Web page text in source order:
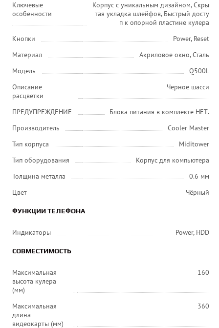
Ключевые
особенности
Корпус с уникальным дизайном, Скры
тая укладка шлейфов, Быстрый досту
п к опорной пластине кулера
Кнопки
Power, Reset
Материал
Акриловое окно, Сталь
Модель
Q500L
Описание
расцветки
Черное шасси
ПРЕДУПРЕЖДЕНИЕ
Блока питания в комплекте НЕТ.
Производитель
Cooler Master
Тип корпуса
Miditower
Тип оборудования
Корпус для компьютера
Толщина металла
0.6 мм
Цвет
Чёрный
ФУНКЦИИ ТЕЛЕФОНА
Индикаторы Power, HDD
СОВМЕСТИМОСТЬ
Максимальная
высота кулера
(мм)
160
Максимальная
длина
видеокарты (мм)
360